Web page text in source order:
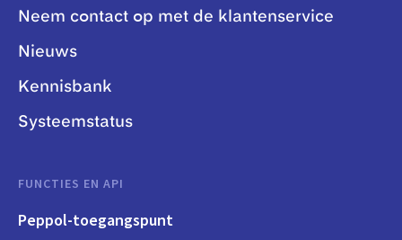
Neem contact op met de klantenservice
Nieuws
Kennisbank
Systeemstatus
FUNCTIES EN API
Peppol-toegangspunt